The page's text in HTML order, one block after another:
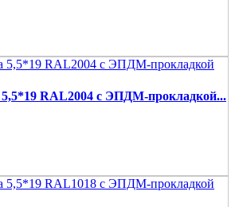
5,5*19 RAL2004 с ЭПДМ-прокладкой...